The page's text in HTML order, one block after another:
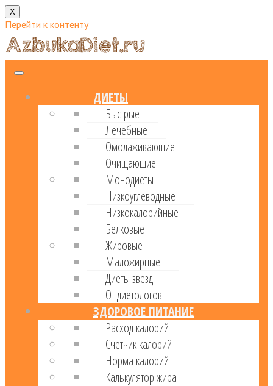
X
Перейти к контенту
ДИЕТЫ
Быстрые
Лечебные
Омолаживающие
Очищающие
Монодиеты
Низкоуглеводные
Низкокалорийные
Белковые
Жировые
Маложирные
Диеты звезд
От диетологов
ЗДОРОВОЕ ПИТАНИЕ
Расход калорий
Cчетчик калорий
Норма калорий
Калькулятор жира